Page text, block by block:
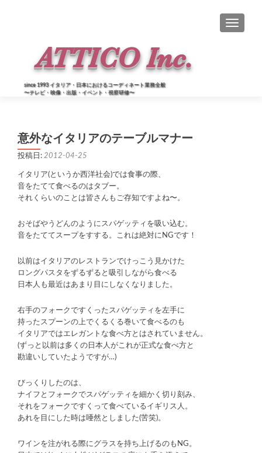
ナビゲ
since 1993 イタリア・日本におけるコーディネート業務全般
〜テレビ・映像・出版・イベント・視察研修〜
意外なイタリアのテーブルマナー
投稿日: 2012-04-25
イタリア(というか西洋社会)では食事の際、
音をたてて食べるのはタブー。
それくらいのことは皆さんもご存知ですよね〜。
おそばやうどんのようにスパゲッティを吸い込む。
音をたててスープをすする。これは絶対にNGです！
以前はイタリアのレストランでけっこう見かけた
ロングパスタをずるずると吸引しながら食べる
日本人も最近はあまり目にしなくなりました。
右手のフォークですくったスパゲッティを左手に
持ったスプーンの上でくるくる巻いて食べるのも
イタリアではエレガントな食べ方とはされていません。
(ずっと以前は多くの日本人がこれが正式な食べ方と
勘違いしていたようですが…)
びっくりしたのは、
ナイフとフォークでスパゲッティを細かく切り刻み、
それをフォークですくって食べているイギリス人。
あれを目にした時は唖然としました(苦笑)。
ワインを注がれる際にグラスを持ち上げるのもNG。